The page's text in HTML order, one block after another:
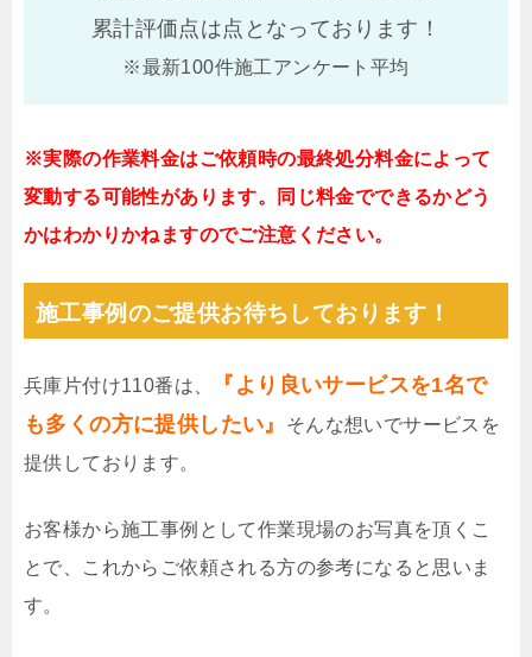
累計評価点は点となっております！
※最新100件施工アンケート平均
※実際の作業料金はご依頼時の最終処分料金によって
変動する可能性があります。同じ料金でできるかどう
かはわかりかねますのでご注意ください。
施工事例のご提供お待ちしております！
兵庫片付け110番は、
『より良いサービスを1名で
も多くの方に提供したい』
そんな想いでサービスを
提供しております。
お客様から施工事例として作業現場のお写真を頂くこ
とで、これからご依頼される方の参考になると思いま
す。